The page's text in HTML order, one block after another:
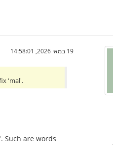
19 במאי 2026, 14:58:01
'mal'.
Such are words